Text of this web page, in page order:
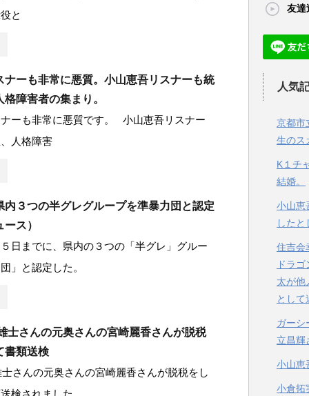
と
ナーも非常に悪質。小山恵吾リスナーも統
障害者の集まり。
ーも非常に悪質です。 小山恵吾リスナー
人格障害
内３つの半グレグループを準暴力団と認定
ス）
日までに、県内の３つの「半グレ」グルー
」と認定した。
士さんの元奥さんの宮崎麗香さんが脱税
書類送検
さんの元奥さんの宮崎麗香さんが脱税をし
検されました。
友達
人気
京都市
生のス
K１チ
結婚。
小山恵
した
住吉会
ドラ
太が他
として
ガーシ
立昌輝
小山恵
小倉拓